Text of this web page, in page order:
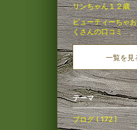
リンちゃん１２歳
ビューティーちゃ
くさんの口コミ
一覧を見
テーマ
ブログ ( 172 )